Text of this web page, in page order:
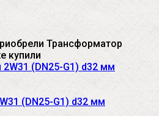
Трансформатор
купили
(DN25-G1) d32 мм